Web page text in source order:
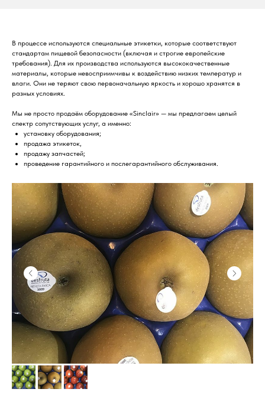
В процессе используются специальные этикетки, которые соответствуют
стандартам пищевой безопасности (включая и строгие европейские
требования). Для их производства используются высококачественные
материалы, которые невосприимчивы к воздействию низких температур и
влаги. Они не теряют свою первоначальную яркость и хорошо хранятся в
разных условиях.
Мы не просто продаём оборудование «Sinclair» — мы предлагаем целый
спектр сопутствующих услуг, а именно:
установку оборудования;
продажа этикеток,
продажу запчастей;
проведение гарантийного и послегарантийного обслуживания.